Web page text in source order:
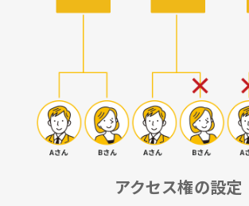
アクセス権の設定